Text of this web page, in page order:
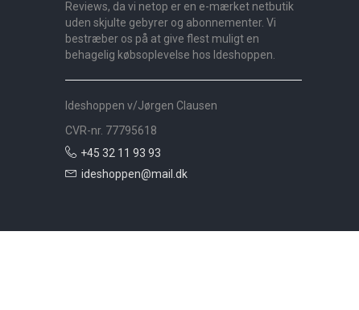
Reviews, da vi netop er en e-mærket netbutik
uden skjulte gebyrer og abonnementer. Vi
bestræber os på at give flest muligt en
behagelig købsoplevelse hos Ideshoppen.
Ideshoppen v/Jørgen Clausen
CVR-nr. 77795618
+45 32 11 93 93
ideshoppen@mail.dk